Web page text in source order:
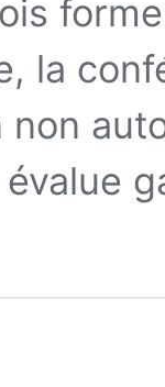
la
non
évalue